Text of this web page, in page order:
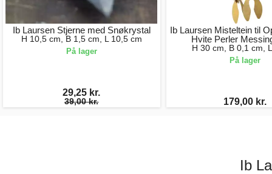
Ib Laursen Stjerne med Snøkrystal
H 10,5 cm, B 1,5 cm, L 10,5 cm
På lager
29,25 kr.
39,00 kr.
Ib Laursen Misteltein til
Hvite Perler
H 30 cm, B 0,1 cm,
På lager
179,00 kr.
Ib